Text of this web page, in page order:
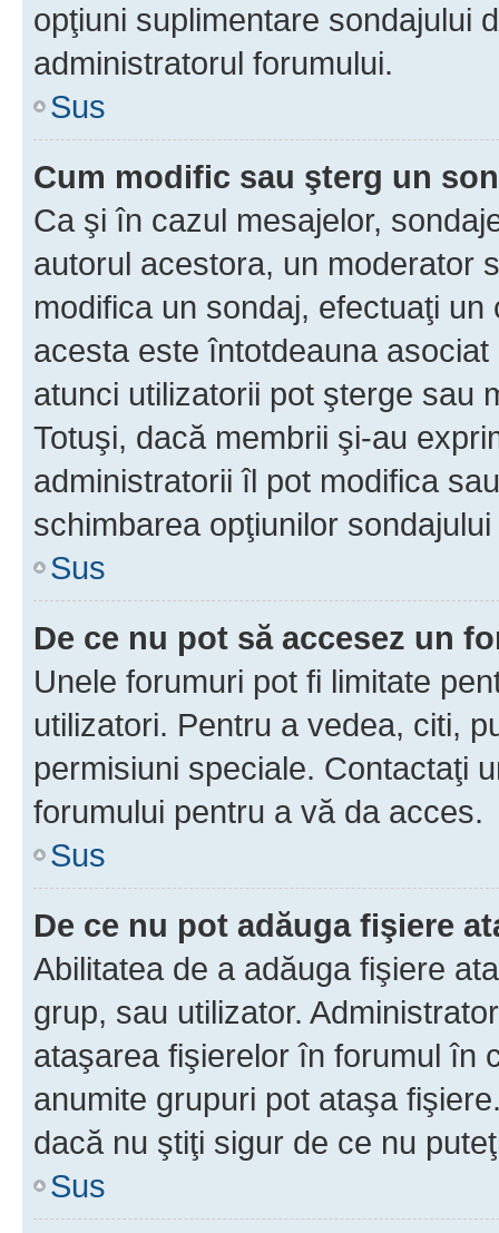
opţiuni suplimentare sondajului
administratorul forumului.
Sus
Cum modific sau şterg un
Ca şi în cazul mesajelor,
autorul acestora, un moderator
modifica un sondaj, efectuaţi
acesta este întotdeauna
atunci utilizatorii pot şterge sau
Totuşi, dacă membrii şi-au
administratorii îl pot modifica
schimbarea opţiunilor
Sus
De ce nu pot să accesez un
Unele forumuri pot fi limitate
utilizatori. Pentru a vedea, citi,
permisiuni speciale. Contactaţi
forumului pentru a vă da acces.
Sus
De ce nu pot adăuga fişiere
Abilitatea de a adăuga fişiere
grup, sau utilizator.
ataşarea fişierelor în forumul în
anumite grupuri pot ataşa
dacă nu ştiţi sigur de ce nu
Sus